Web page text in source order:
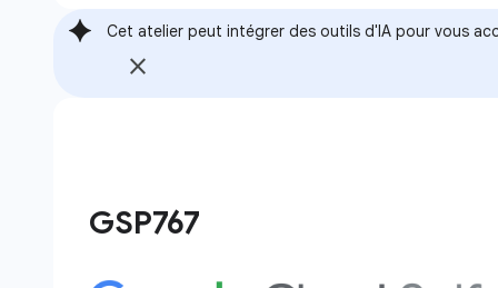
Cet atelier peut intégrer des outils d'IA pour vous
GSP767